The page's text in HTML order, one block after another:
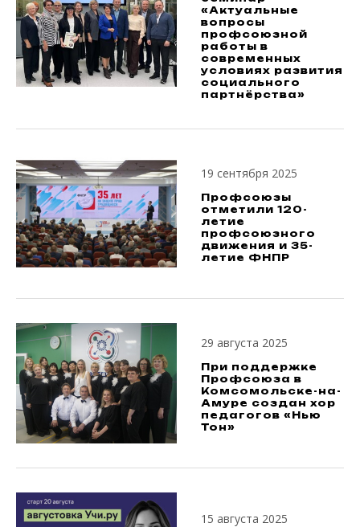
«Актуальные
вопросы
профсоюзной
работы в
современных
условиях развития
социального
партнёрства»
19 сентября 2025
Профсоюзы
отметили 120-
летие
профсоюзного
движения и 35-
летие ФНПР
29 августа 2025
При поддержке
Профсоюза в
Комсомольске-на-
Амуре создан хор
педагогов «Нью
Тон»
15 августа 2025